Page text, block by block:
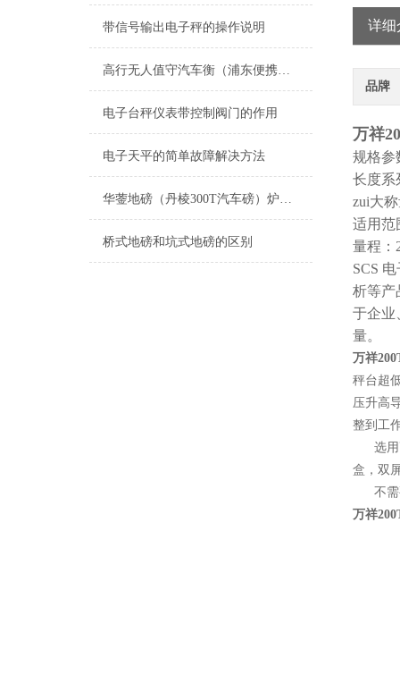
带信号输出电子秤的操作说明
高行无人值守汽车衡（浦东便携式地磅）唐镇电子秤）杨浦电子汽车衡
电子台秤仪表带控制阀门的作用
电子天平的简单故障解决方法
华蓥地磅（丹棱300T汽车磅）炉霍250吨地磅）广安过磅称维修
桥式地磅和坑式地磅的区别
详细
品牌
万祥
规格参
长度系
zui大
适用范
量程：
SCS
析等产
于企业
量。
万祥
秤台超
压升高
整到工
选用
盒，双
不需
万祥